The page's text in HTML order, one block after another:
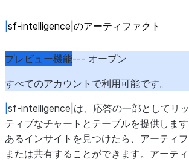
sf-intelligence|のアーティファクト
プレビュー機能--- オープン
すべてのアカウントで利用可能です。
sf-intelligence|は、応答の一部としてリ
ティブなチャートとテーブルを提供しま
あるインサイトを見つけたら、アーティ
または共有することができます。アーテ